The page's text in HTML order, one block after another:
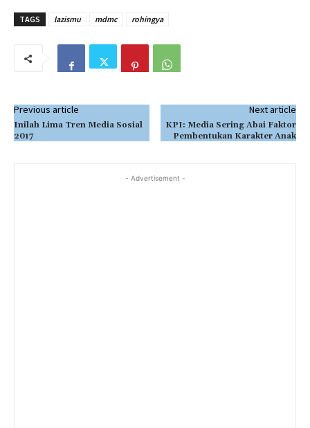
TAGS lazismu mdmc rohingya
Previous article
Inilah Lima Tren Media Sosial
2017
Next article
KPI: Media Sering Abai Faktor
Pembentukan Karakter Anak
- Advertisement -